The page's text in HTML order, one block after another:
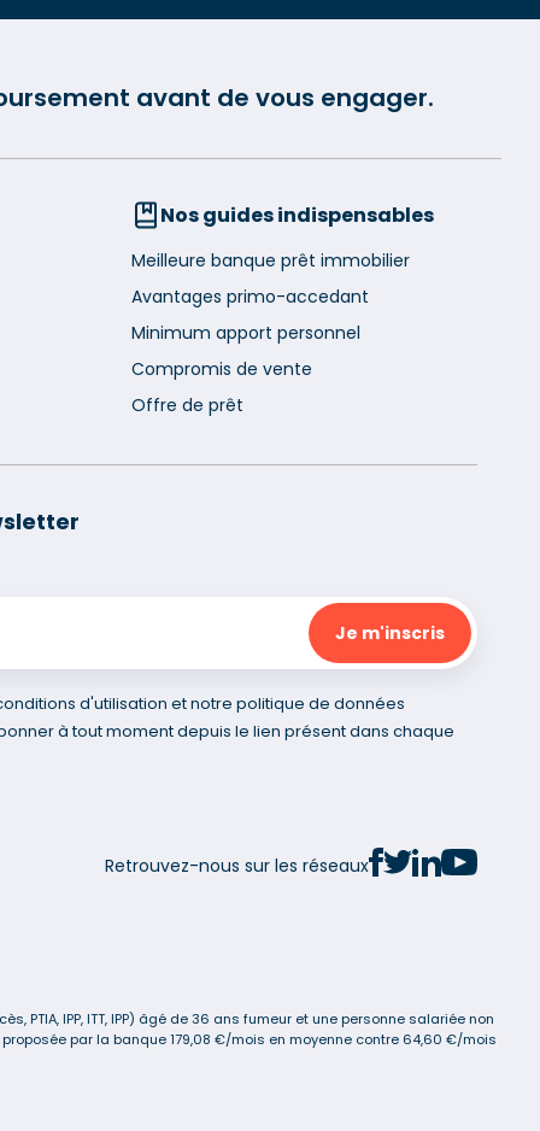
avant de vous engager.
Nos guides indispensables
Meilleure banque prêt immobilier
Avantages primo-accedant
Minimum apport personnel
Compromis de vente
Offre de prêt
d'utilisation et notre politique de données
à tout moment depuis le lien présent dans chaque
Retrouvez-nous sur les réseaux
IPP, ITT, IPP) âgé de 36 ans fumeur et une personne salariée non
proposée par la banque 179,08 €/mois en moyenne contre 64,60 €/mois